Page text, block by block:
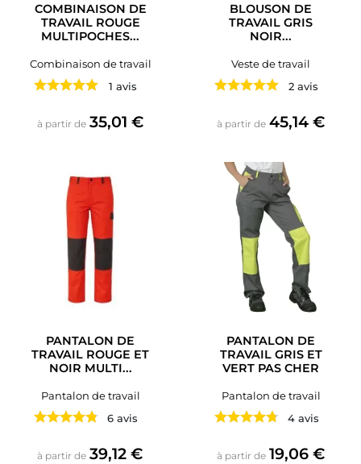
COMBINAISON DE
TRAVAIL ROUGE
MULTIPOCHES...
Combinaison de travail
1 avis
à partir de Prix
35,01 €
BLOUSON DE
TRAVAIL GRIS
NOIR...
Veste de travail
2 avis
à partir de Prix
45,14 €
PANTALON DE
TRAVAIL ROUGE ET
NOIR MULTI...
Pantalon de travail
6 avis
à partir de Prix
39,12 €
PANTALON DE
TRAVAIL GRIS ET
VERT PAS CHER
Pantalon de travail
4 avis
à partir de Prix
19,06 €